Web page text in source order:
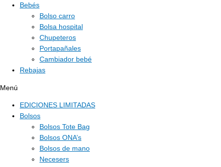
Bebés
Bolso carro
Bolsa hospital
Chupeteros
Portapañales
Cambiador bebé
Rebajas
Menú
EDICIONES LIMITADAS
Bolsos
Bolsos Tote Bag
Bolsos ONA’s
Bolsos de mano
Necesers